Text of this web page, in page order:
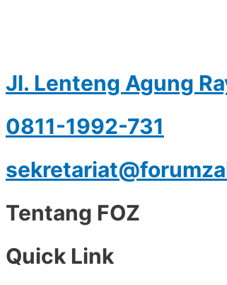
Jl. Lenteng Agung
0811-1992-731
Tentang FOZ
Quick Link